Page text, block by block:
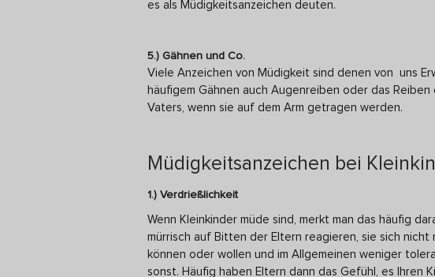
es als Müdigkeitsanzeichen deuten.
5.) Gähnen und Co.
Viele Anzeichen von Müdigkeit sind denen von uns
häufigem Gähnen auch Augenreiben oder das
Vaters, wenn sie auf dem Arm getragen werden.
Müdigkeitsanzeichen bei
1.) Verdrießlichkeit
Wenn Kleinkinder müde sind, merkt man das häufig
mürrisch auf Bitten der Eltern reagieren, sie sich
können oder wollen und im Allgemeinen weniger
sonst. Häufig haben Eltern dann das Gefühl, es Ihren